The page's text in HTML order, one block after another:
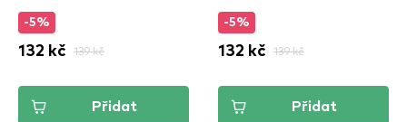
-5%
132 kč 139 kč
Přidat
-5%
132 kč 139 kč
Přidat